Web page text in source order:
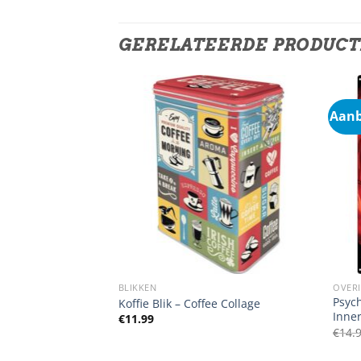
GERELATEERDE
BLIKKEN
Koffie Blik – Coffee Collage
€11.99
€